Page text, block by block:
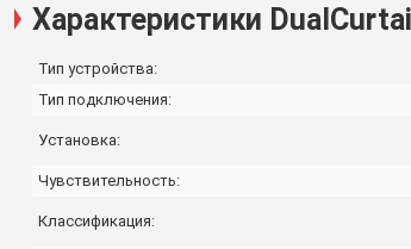
Характеристики
Тип устройства:
Тип подключения:
Установка:
Чувствительность:
Классификация: